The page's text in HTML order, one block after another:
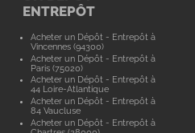
ENTREPÔT
Acheter un Dépôt - Entrepôt à
Vincennes (94300)
Acheter un Dépôt - Entrepôt à
Paris (75020)
Acheter un Dépôt - Entrepôt à
44 Loire-Atlantique
Acheter un Dépôt - Entrepôt à
84 Vaucluse
Acheter un Dépôt - Entrepôt à